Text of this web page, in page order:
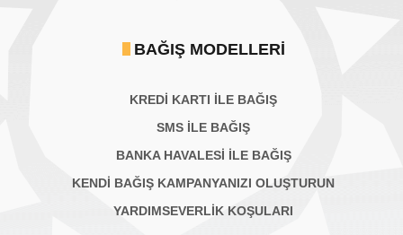
BAĞIŞ MODELLERI
KREDİ KARTI İLE BAĞIŞ
SMS İLE BAĞIŞ
BANKA HAVALESİ İLE BAĞIŞ
KENDİ BAĞIŞ KAMPANYANIZI OLUŞTURUN
YARDIMSEVERLİK KOŞULARI